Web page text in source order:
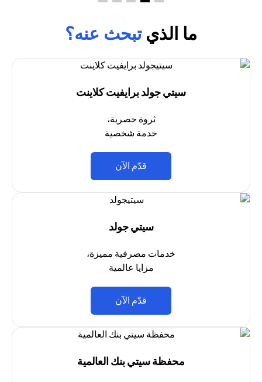
ما الذيتبحث عنه؟
سيتي جولد برايفيت كلاينت
ثروة حصرية،
خدمة شخصية
قدّم الآن
سيتي جولد
خدمات مصرفية مميزة،
مزايا عالمية
قدّم الآن
محفظة سيتي بنك العالمية